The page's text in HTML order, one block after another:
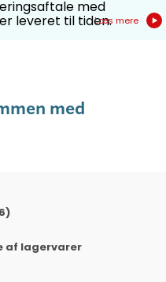
med
leveret til tiden.Læs mere
med
af lagervarer